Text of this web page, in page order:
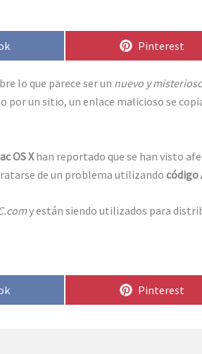
Compartir
Pinterest
lo que parece ser un nuevo y
por un sitio, un enlace malicioso se
OS Xhan reportado que se han visto
de un problema utilizando código
y están siendo utilizados para
Compartir
Pinterest